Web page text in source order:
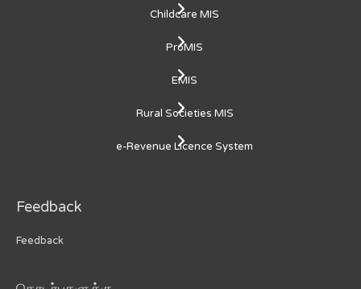
Childcare MIS
ProMIS
EMIS
Rural Societies MIS
e-Revenue Licence System
Feedback
Feedback